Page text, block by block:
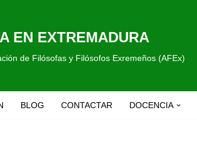
EN EXTREMADURA
de Filósofas y Filósofos Exremeños (AFEx)
BLOG CONTACTAR DOCENCIA